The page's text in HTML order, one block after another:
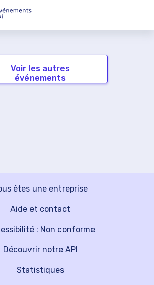
Voir les autres
événements
êtes une entreprise
Découvrir notre API
Aide et contact
Statistiques
: Non conforme